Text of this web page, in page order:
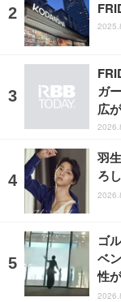
ガ
広
羽
ろ
ゴ
ベ
性